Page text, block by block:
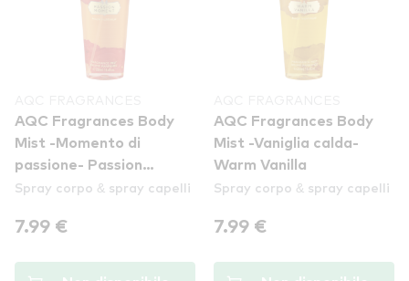
AQC Fragrances Body
Mist -Momento di
passione- Passion
Moment
Spray corpo & spray capelli
7.99 €
AQC Fragrances Body
Mist -Vaniglia calda-
Warm Vanilla
Spray corpo & spray capelli
7.99 €